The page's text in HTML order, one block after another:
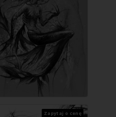
Zapytaj o cenę